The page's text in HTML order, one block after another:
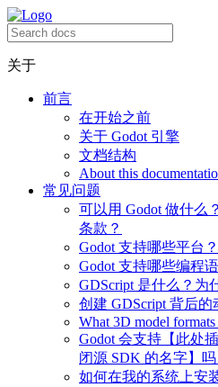
关于
前言
在开始之前
关于 Godot 引擎
文档结构
About this
常见问题
可以用 Godot 做什么
条款？
Godot 支持哪些平台？
Godot 支持哪些编程
GDScript 是什么？为
创建 GDScript 背后的
What 3D model
Godot 会支持【此处
闭源 SDK 的名字】吗
如何在我的系统上安